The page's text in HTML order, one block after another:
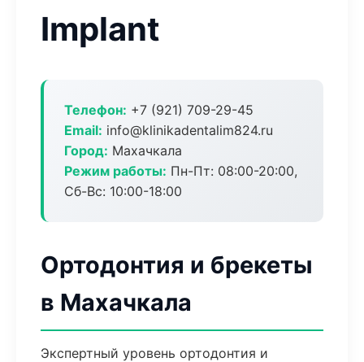
Implant
Телефон: +7 (921) 709-29-45
Email: info@klinikadentalim824.ru
Город: Махачкала
Режим работы: Пн-Пт: 08:00-20:00,
Сб-Вс: 10:00-18:00
Ортодонтия и брекеты
в Махачкала
Экспертный уровень ортодонтия и